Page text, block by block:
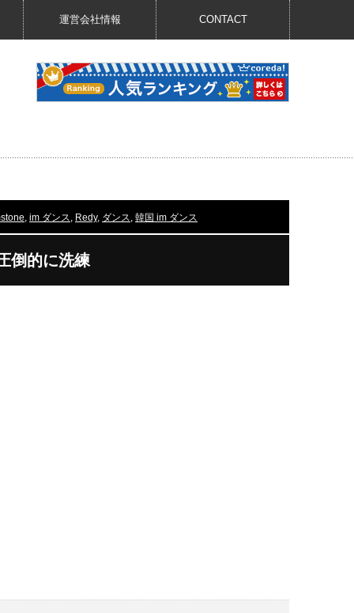
運営会社情報 CONTACT
, im ダンス, Redy, ダンス, 韓国 im ダンス
倒的に洗練